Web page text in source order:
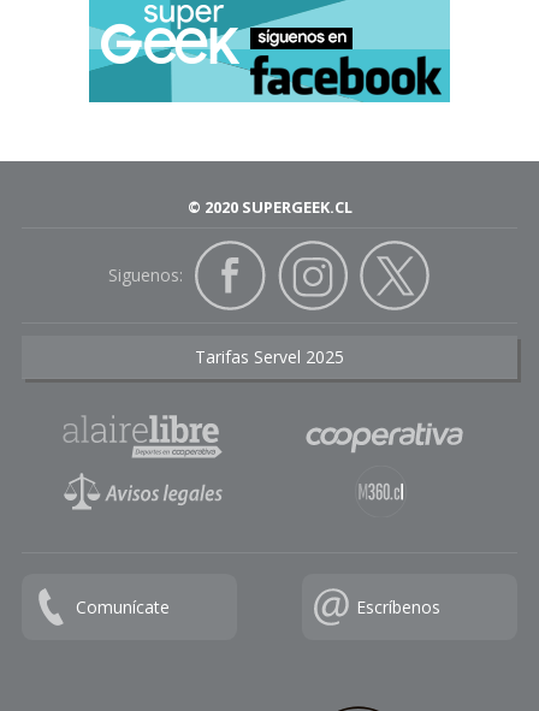
© 2020 SUPERGEEK.CL
Siguenos:
Tarifas Servel 2025
Comunícate Escríbenos